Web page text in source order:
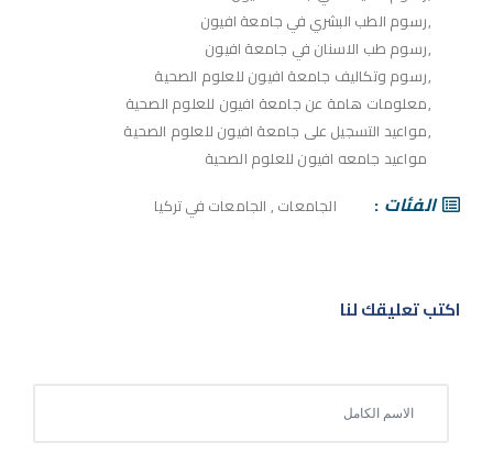
رسوم الطب البشري في جامعة افيون
رسوم طب الاسنان في جامعة افيون
رسوم وتكاليف جامعة افيون للعلوم الصحية
معلومات هامة عن جامعة افيون للعلوم الصحية
مواعيد التسجيل على جامعة افيون للعلوم الصحية
مواعيد جامعه افيون للعلوم الصحية
الفئات الجامعات , الجامعات في تركيا
اكتب تعليقك لنا